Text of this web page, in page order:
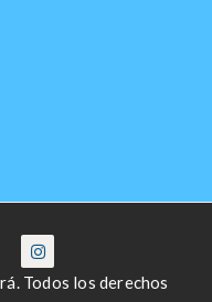
Todos los derechos